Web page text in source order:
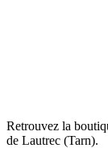
Retrouvez la
de Lautrec (Tarn).